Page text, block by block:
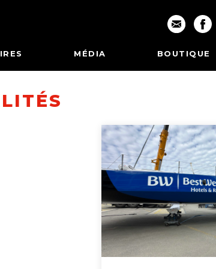
MÉDIA BOUTIQUE